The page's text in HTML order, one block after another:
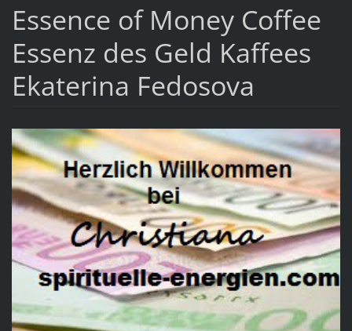
Essence of Money Coffee
Essenz des Geld Kaffees
Ekaterina Fedosova